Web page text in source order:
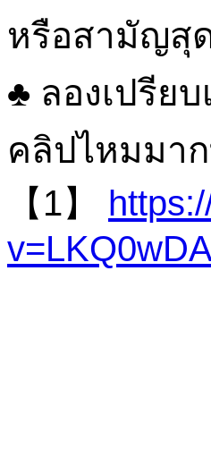
หรือสามัญสุ
♣ ลองเปรีย
คลิปไหมมา
【1】